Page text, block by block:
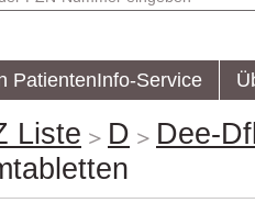
PatientenInfo-Service
Liste D
Dee-